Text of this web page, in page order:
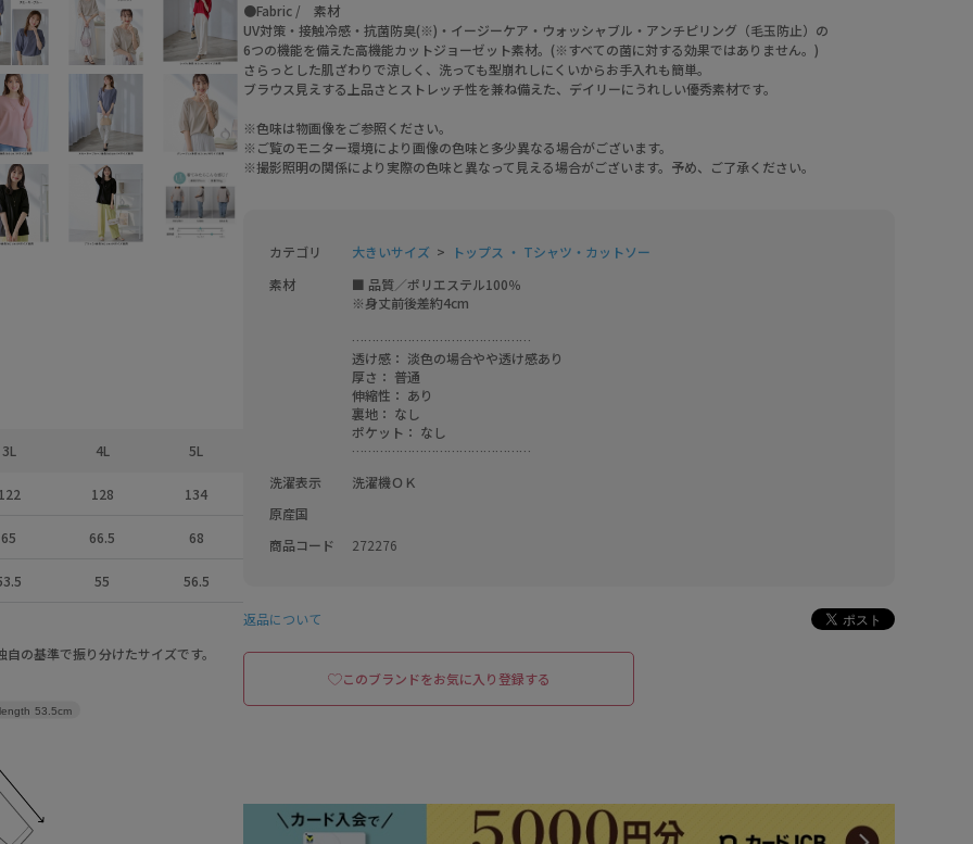
3L 4L 5L
128 134
65 66.5 68
55 56.5
の基準で振り分けたサイズです。
53.5cm
●Fabric / 素材
UV対策・接触冷感・抗菌防臭(※)・イージーケア・ウォッシャブル・アンチピリング（毛玉防止）の
6つの機能を備えた高機能カットジョーゼット素材。(※すべての菌に対する効果ではありません。)
さらっとした肌ざわりで涼しく、洗っても型崩れしにくいからお手入れも簡単。
ブラウス見えする上品さとストレッチ性を兼ね備えた、デイリーにうれしい優秀素材です。
※色味は物画像をご参照ください。
※ご覧のモニター環境により画像の色味と多少異なる場合がございます。
※撮影照明の関係により実際の色味と異なって見える場合がございます。予め、ご了承ください。
カテゴリ 大きいサイズ
トップス ・ Tシャツ・カットソー
素材
■ 品質／ポリエステル100％
※身丈前後差約4cm
………………………………………
透け感： 淡色の場合やや透け感あり
厚さ： 普通
伸縮性： あり
裏地： なし
ポケット： なし
………………………………………
洗濯表示
洗濯機ＯＫ
原産国
商品コード
272276
返品について
このブランドをお気に入り登録する